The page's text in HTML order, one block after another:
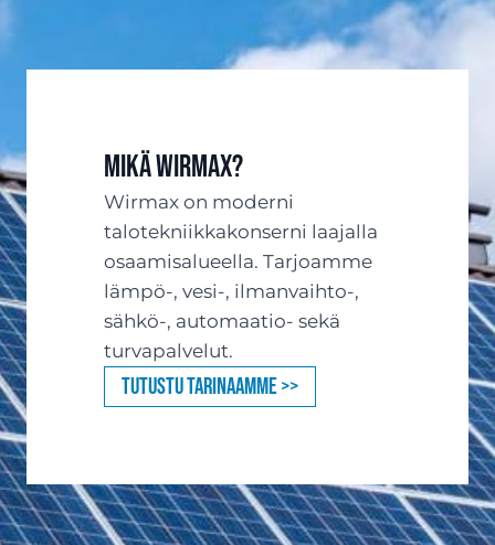
Mikä Wirmax?
Wirmax on moderni
talotekniikkakonserni laajalla
osaamisalueella. Tarjoamme
lämpö-, vesi-, ilmanvaihto-,
sähkö-, automaatio- sekä
turvapalvelut.
Tutustu tarinaamme >>